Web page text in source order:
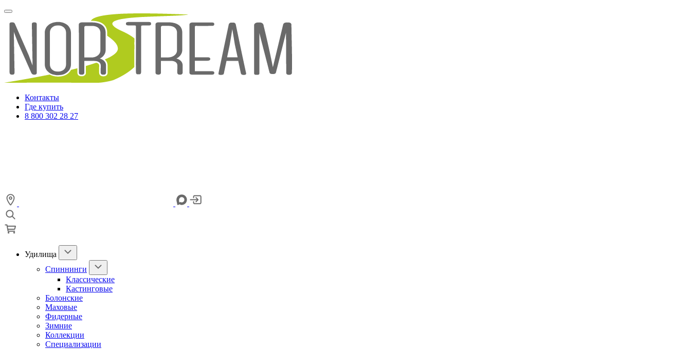
Контакты
Где купить
8 800 302 28 27
Удилища
Спиннинги
Классические
Кастинговые
Болонские
Маховые
Фидерные
Зимние
Коллекции
Специализации